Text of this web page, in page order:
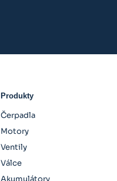
Produkty
Čerpadla
Motory
Ventily
Válce